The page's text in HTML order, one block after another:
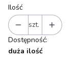
Ilość
szt.
Dostępność:
duża ilość